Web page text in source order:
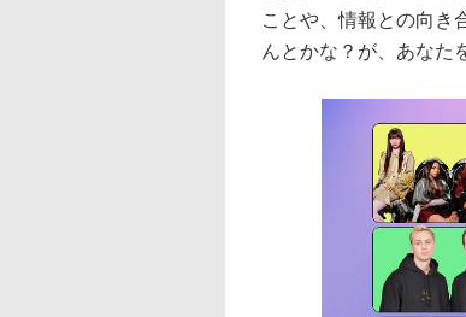
ことや、情報との向き
んとかな？が、あなた